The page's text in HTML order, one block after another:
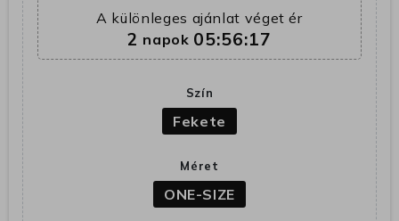
A különleges ajánlat véget ér
2 napok 05:56:17
Szín
Fekete
Méret
ONE-SIZE